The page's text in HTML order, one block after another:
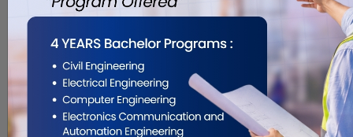
भाइ मसला भनेको के हो ?
पढ्नुहोस् !
Nov 6, 2018
हिमाल पौडेल , काठमाडौं, कात्तिक २० ।
तिहारमा ‘भाइ’मसलाको महत्व धेरै छ ।
ओखर, काजु, किसमिस, खजुर, नरिवल,